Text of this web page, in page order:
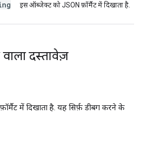
इस ऑब्जेक्ट को JSON फ़ॉर्मैट में दिखाता है.
वाला दस्तावेज़
में दिखाता है. यह सिर्फ़ डीबग करने के